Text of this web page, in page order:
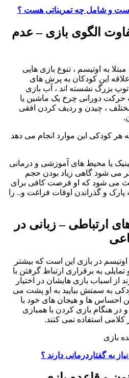
و شامل چه تمریناتی هست ؟
الگوی بازی – عدم
به اوتیسم ، تنوع بازی هایی
این کودکان به پرش های
بزرگ نشسته اند ، آب بازی
حرکت دورانی چرخ یک ماشین یا
، چیدن و ردیف کردن افقی
هر کودکی این موارد انجام می دهد
یا محیط های آموزشی و درمانی
می شود گاهی زیاد بودن حجم
می شود که او فرصت کافی برای
و گذراندن اوقات فراغت و.. را
ارتباطی – زبانی در
در بازی این است که بیشتر
تمایلی به برقراری ارتباط گرفتن با
از اسباب بازی هایشان در اختیار
به سمتش بیایید به او پشت می
احساس ها و هیجان های خود با
در هنگام بازی کردن با همبازی
کلامی استفاده نمی کنند.
به گفتاردرمانی دارند ؟